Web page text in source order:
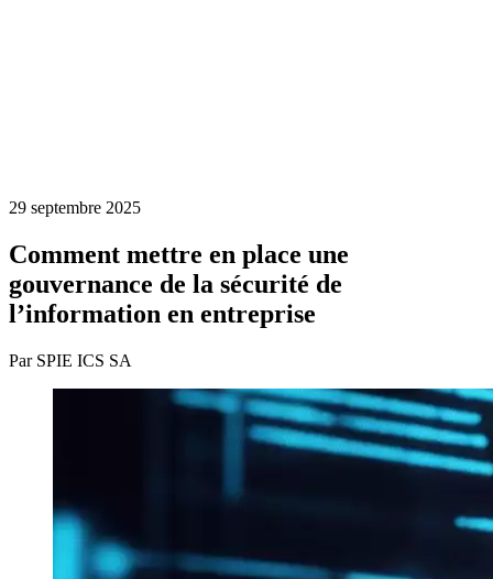
29 septembre 2025
Comment mettre en place une
gouvernance de la sécurité de
l’information en entreprise
Par SPIE ICS SA